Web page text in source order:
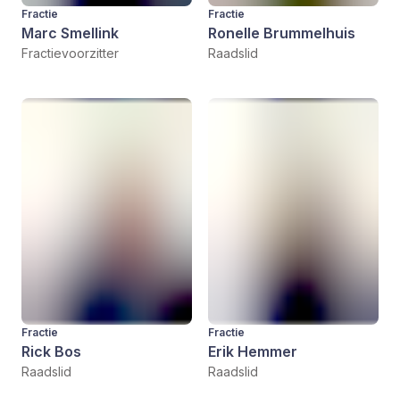
Fractie
Marc Smellink
Fractievoorzitter
Fractie
Ronelle Brummelhuis
Raadslid
Fractie
Rick Bos
Raadslid
Fractie
Erik Hemmer
Raadslid